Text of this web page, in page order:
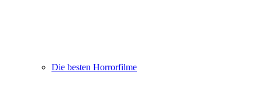
Die besten Horrorfilme